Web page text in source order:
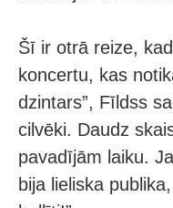
Šī ir otrā reize,
koncertu, kas
dzintars”, Fīldss
cilvēki. Daudz
pavadījām laiku.
bija lieliska